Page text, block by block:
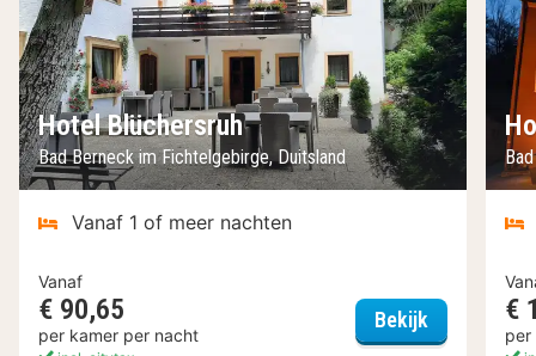
Hotel Blüchersruh
Bad Berneck im Fichtelgebirge, Duitsland
Vanaf 1 of meer nachten
Vanaf
€ 90,65
per kamer per nacht
Bekijk Hotel €
per